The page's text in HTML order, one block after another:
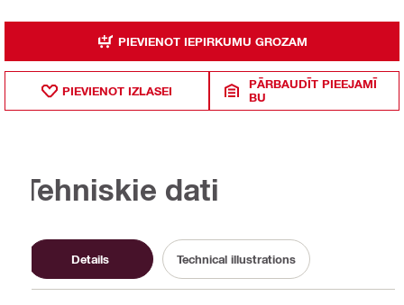
PIEVIENOT IEPIRKUMU GROZAM
PIEVIENOT IZLASEI
PĀRBAUDĪT PIEEJAMĪ
BU
Tehniskie dati
Details Technical illustrations